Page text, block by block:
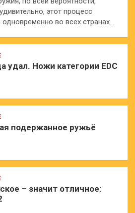
этот процесс
одновременно во всех странах…
удал. Ножи категории EDC
подержанное ружьё
– значит отличное: